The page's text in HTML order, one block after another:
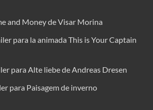
and Money de Visar Morina
para la animada This is Your Captain
para Alte liebe de Andreas Dresen
para Paisagem de inverno